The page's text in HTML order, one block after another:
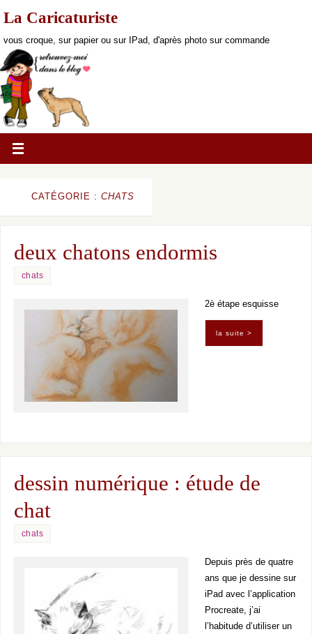
La Caricaturiste
vous croque, sur papier ou sur IPad, d'après photo sur commande
CATÉGORIE : CHATS
deux chatons endormis
chats
2è étape esquisse
la suite >
dessin numérique : étude de
chat
chats
Depuis près de quatre
ans que je dessine sur
iPad avec l’application
Procreate, j’ai
l’habitude d’utiliser un